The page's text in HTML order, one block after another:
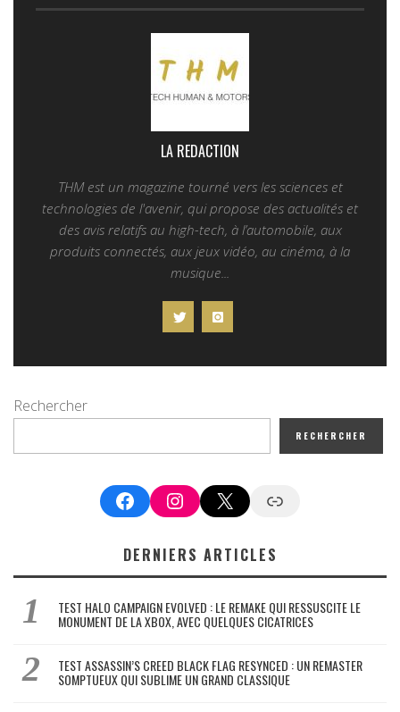
LA REDACTION
THM est un magazine tourné vers les sciences et
technologies de l'avenir, qui propose des actualités et
des avis relatifs au high-tech, à l’automobile, aux
produits connectés, aux jeux vidéo, au cinéma, à la
musique...
Rechercher
RECHERCHER
FacebookInstagram
X Google News
DERNIERS ARTICLES
TEST HALO CAMPAIGN EVOLVED : LE REMAKE QUI RESSUSCITE LE
MONUMENT DE LA XBOX, AVEC QUELQUES CICATRICES
TEST ASSASSIN’S CREED BLACK FLAG RESYNCED : UN REMASTER
SOMPTUEUX QUI SUBLIME UN GRAND CLASSIQUE